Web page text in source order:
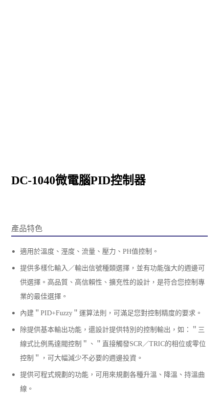
DC-1040微電腦PID控制器
產品特色
適用於溫度、溼度、流量、壓力、PH值控制。
提供多樣化輸入／輸出信號種類選擇，並有功能強大的週邊可
供選擇。高品質、高信賴性、擴充性的設計，是符合您控制專
業的最佳選擇。
內建＂PID+Fuzzy＂運算法則，可滿足您對控制精度的要求。
除提供基本輸出功能，還設計提供特別的控制輸出，如：＂三
線式比例馬達閥控制＂、＂直接觸發SCR／TRIC的相位或零位
控制＂，可大幅減少不必要的週邊投資。
提供可程式規劃的功能，可用來規劃各種升溫、降溫、持溫曲
線。